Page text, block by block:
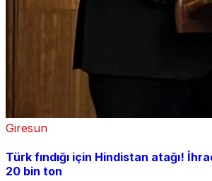
Giresun
Türk fındığı için Hindistan atağı!
20 bin ton